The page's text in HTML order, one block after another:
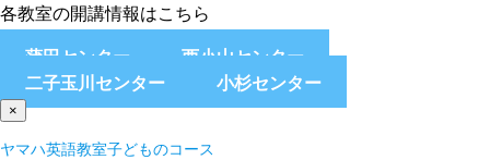
各教室の開講情報はこちら
蒲田センター
西小山センター
二子玉川センター
小杉センター
×
ヤマハ英語教室子どものコース